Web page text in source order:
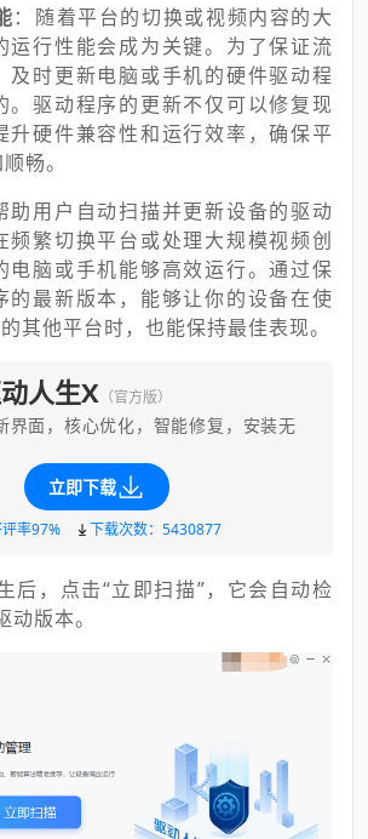
：随着平台的切换或视频内容的大
运行性能会成为关键。为了保证流
及时更新电脑或手机的硬件驱动程
。驱动程序的更新不仅可以修复现
升硬件兼容性和运行效率，确保平
畅。
助用户自动扫描并更新设备的驱动
频繁切换平台或处理大规模视频创
电脑或手机能够高效运行。通过保
的最新版本，能够让你的设备在使
其他平台时，也能保持最佳表现。
人生X （官方版）
界面，核心优化，智能修复，安装无
立即下载
率97% 下载次数：5430877
后，点击“立即扫描”，它会自动检
动版本。